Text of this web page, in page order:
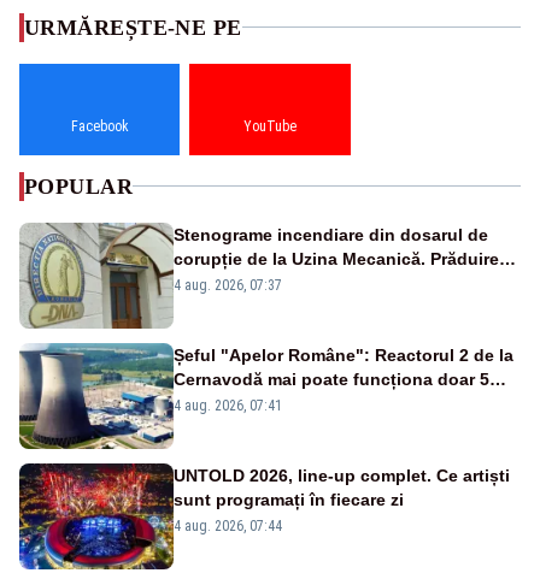
URMĂREȘTE-NE PE
Facebook YouTube
POPULAR
Stenograme incendiare din dosarul de
corupție de la Uzina Mecanică. Prăduirea
banilor din programul SAFE, interceptată
4 aug. 2026, 07:37
Șeful "Apelor Române": Reactorul 2 de la
Cernavodă mai poate funcționa doar 5
zile
4 aug. 2026, 07:41
UNTOLD 2026, line-up complet. Ce artiști
sunt programați în fiecare zi
4 aug. 2026, 07:44